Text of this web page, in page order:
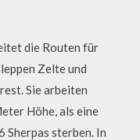
die Routen für
Zelte und
Sie arbeiten
Höhe, als eine
Sherpas sterben. In